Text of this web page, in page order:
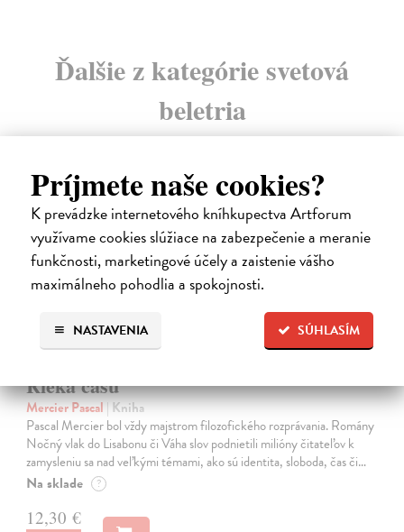
Príjmete naše cookies?
K prevádzke internetového kníhkupectva Artforum
využívame cookies slúžiace na zabezpečenie a meranie
funkčnosti, marketingové účely a zaistenie vášho
maximálneho pohodlia a spokojnosti.
SÚHLASÍM
NASTAVENIA
Ďalšie z kategórie svetová
beletria
na sklade
Rieka času
Mercier Pascal| Kniha
Pascal Mercier bol vždy majstrom filozofického rozprávania. Romány
Nočný vlak do Lisabonu či Váha slov podnietili milióny čitateľov k
zamysleniu sa nad veľkými témami, ako sú identita, sloboda, čas či…
Na sklade ?
12,30 €